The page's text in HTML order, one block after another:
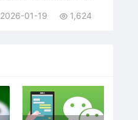
2026-01-19 1,624